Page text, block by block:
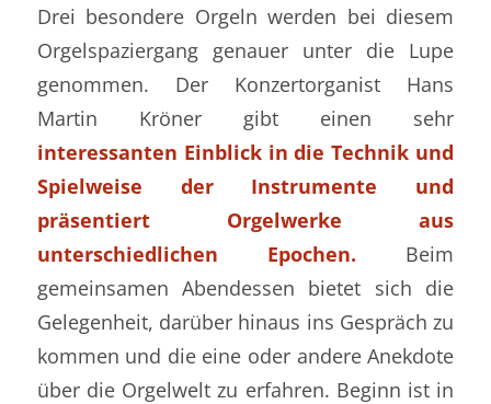
Drei besondere Orgeln werden bei diesem
Orgelspaziergang genauer unter die Lupe
genommen. Der Konzertorganist Hans
Martin Kröner gibt einen sehr
interessanten Einblick in die Technik und
Spielweise der Instrumente und
präsentiert Orgelwerke aus
unterschiedlichen Epochen. Beim
gemeinsamen Abendessen bietet sich die
Gelegenheit, darüber hinaus ins Gespräch zu
kommen und die eine oder andere Anekdote
über die Orgelwelt zu erfahren. Beginn ist in